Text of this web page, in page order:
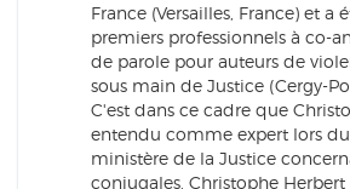
France (Versailles, France) et a
premiers professionnels à co-
de parole pour auteurs de
sous main de Justice (Cergy-
C'est dans ce cadre que
entendu comme expert lors
ministère de la Justice
conjugales. Christophe